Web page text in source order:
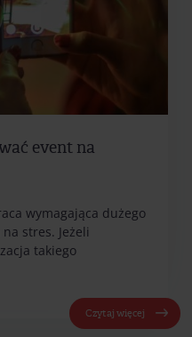
event na
wymagająca dużego
stres. Jeżeli
takiego
Czytaj więcej